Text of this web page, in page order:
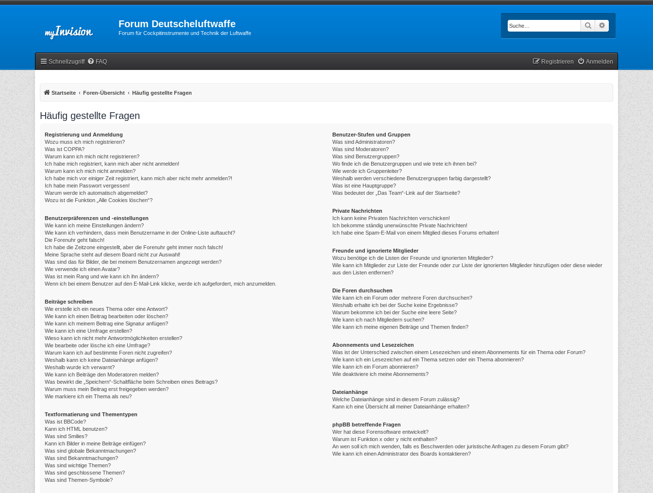
Forum Deutscheluftwaffe
Forum für Cockpitinstrumente und Technik der Luftwaffe
Suche
Schnellzugriff FAQ Anmelden
Registrieren
Startseite Foren-Übersicht Häufig gestellte Fragen
Häufig gestellte Fragen
Registrierung und Anmeldung
Wozu muss ich mich registrieren?
Was ist COPPA?
Warum kann ich mich nicht registrieren?
Ich habe mich registriert, kann mich aber nicht anmelden!
Warum kann ich mich nicht anmelden?
Ich habe mich vor einiger Zeit registriert, kann mich aber nicht mehr anmelden?!
Ich habe mein Passwort vergessen!
Warum werde ich automatisch abgemeldet?
Wozu ist die Funktion „Alle Cookies löschen“?
Benutzerpräferenzen und -einstellungen
Wie kann ich meine Einstellungen ändern?
Wie kann ich verhindern, dass mein Benutzername in der Online-Liste auftaucht?
Die Forenuhr geht falsch!
Ich habe die Zeitzone eingestellt, aber die Forenuhr geht immer noch falsch!
Meine Sprache steht auf diesem Board nicht zur Auswahl!
Was sind das für Bilder, die bei meinem Benutzernamen angezeigt werden?
Wie verwende ich einen Avatar?
Was ist mein Rang und wie kann ich ihn ändern?
Wenn ich bei einem Benutzer auf den E-Mail-Link klicke, werde ich aufgefordert, mich anzumelden.
Beiträge schreiben
Wie erstelle ich ein neues Thema oder eine Antwort?
Wie kann ich einen Beitrag bearbeiten oder löschen?
Wie kann ich meinem Beitrag eine Signatur anfügen?
Wie kann ich eine Umfrage erstellen?
Wieso kann ich nicht mehr Antwortmöglichkeiten erstellen?
Wie bearbeite oder lösche ich eine Umfrage?
Warum kann ich auf bestimmte Foren nicht zugreifen?
Weshalb kann ich keine Dateianhänge anfügen?
Weshalb wurde ich verwarnt?
Wie kann ich Beiträge den Moderatoren melden?
Was bewirkt die „Speichern“-Schaltfläche beim Schreiben eines Beitrags?
Warum muss mein Beitrag erst freigegeben werden?
Wie markiere ich ein Thema als neu?
Textformatierung und Thementypen
Was ist BBCode?
Kann ich HTML benutzen?
Was sind Smilies?
Kann ich Bilder in meine Beiträge einfügen?
Was sind globale Bekanntmachungen?
Was sind Bekanntmachungen?
Was sind wichtige Themen?
Was sind geschlossene Themen?
Was sind Themen-Symbole?
Benutzer-Stufen und Gruppen
Was sind Administratoren?
Was sind Moderatoren?
Was sind Benutzergruppen?
Wo finde ich die Benutzergruppen und wie trete ich ihnen bei?
Wie werde ich Gruppenleiter?
Weshalb werden verschiedene Benutzergruppen farbig dargestellt?
Was ist eine Hauptgruppe?
Was bedeutet der „Das Team“-Link auf der Startseite?
Private Nachrichten
Ich kann keine Privaten Nachrichten verschicken!
Ich bekomme ständig unerwünschte Private Nachrichten!
Ich habe eine Spam-E-Mail von einem Mitglied dieses Forums erhalten!
Freunde und ignorierte Mitglieder
Wozu benötige ich die Listen der Freunde und ignorierten Mitglieder?
Wie kann ich Mitglieder zur Liste der Freunde oder zur Liste der ignorierten Mitglieder hinzufügen oder diese wieder
aus den Listen entfernen?
Die Foren durchsuchen
Wie kann ich ein Forum oder mehrere Foren durchsuchen?
Weshalb erhalte ich bei der Suche keine Ergebnisse?
Warum bekomme ich bei der Suche eine leere Seite?
Wie kann ich nach Mitgliedern suchen?
Wie kann ich meine eigenen Beiträge und Themen finden?
Abonnements und Lesezeichen
Was ist der Unterschied zwischen einem Lesezeichen und einem Abonnements für ein Thema oder Forum?
Wie kann ich ein Lesezeichen auf ein Thema setzen oder ein Thema abonnieren?
Wie kann ich ein Forum abonnieren?
Wie deaktiviere ich meine Abonnements?
Dateianhänge
Welche Dateianhänge sind in diesem Forum zulässig?
Kann ich eine Übersicht all meiner Dateianhänge erhalten?
phpBB betreffende Fragen
Wer hat diese Forensoftware entwickelt?
Warum ist Funktion x oder y nicht enthalten?
An wen soll ich mich wenden, falls es Beschwerden oder juristische Anfragen zu diesem Forum gibt?
Wie kann ich einen Administrator des Boards kontaktieren?